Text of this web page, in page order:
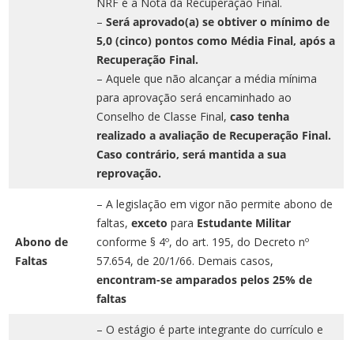
NRF é a Nota da Recuperação Final.
–Será aprovado(a) se obtiver o mínimo de
5,0 (cinco) pontos como Média Final, após a
Recuperação Final.
– Aquele que não alcançar a média mínima
para aprovação será encaminhado ao
Conselho de Classe Final,caso tenha
realizado a avaliação de Recuperação Final.
Caso contrário, será mantida a sua
reprovação.
Abono de
Faltas
– A legislação em vigor não permite abono de
faltas,exceto para Estudante Militar
conforme § 4º, do art. 195, do Decreto nº
57.654, de 20/1/66. Demais casos,
encontram-se amparados pelos 25% de
faltas
– O estágio é parte integrante do currículo e